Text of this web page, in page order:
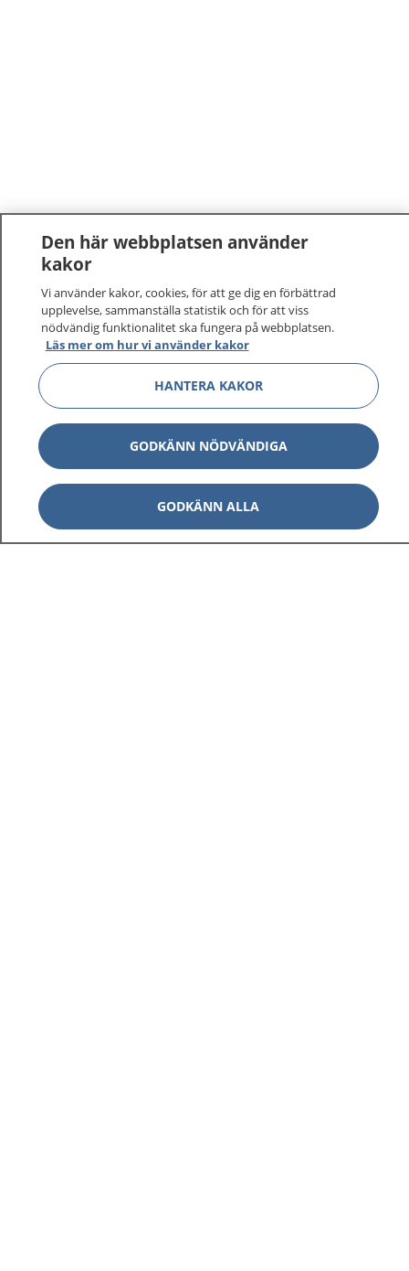
Den här webbplatsen använder
kakor
Vi använder kakor, cookies, för att ge dig en förbättrad
upplevelse, sammanställa statistik och för att viss
nödvändig funktionalitet ska fungera på webbplatsen.
Läs mer om hur vi använder kakor
HANTERA KAKOR
GODKÄNN NÖDVÄNDIGA
GODKÄNN ALLA